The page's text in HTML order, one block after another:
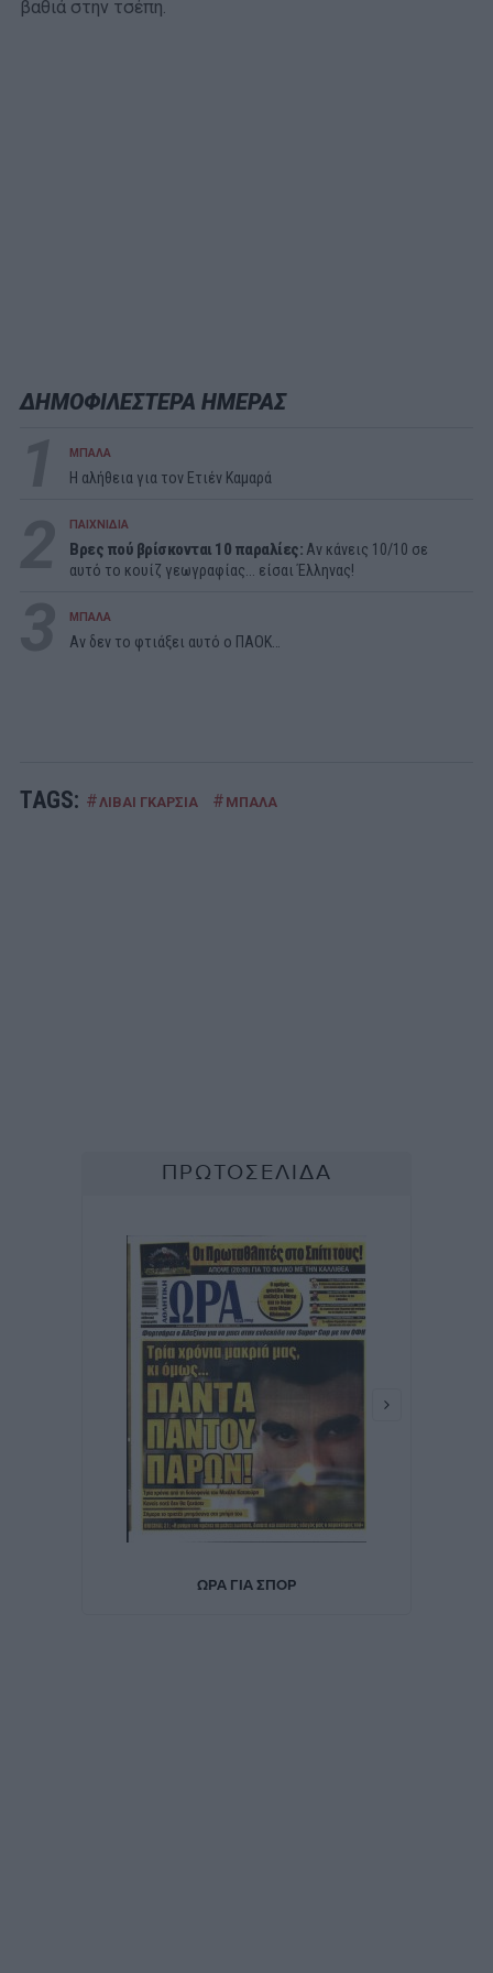
βαθιά στην τσέπη.
ΔΗΜΟΦΙΛΕΣΤΕΡΑ ΗΜΕΡΑΣ
ΜΠΑΛΑ
Η αλήθεια για τον Ετιέν Καμαρά
ΠΑΙΧΝΙΔΙΑ
Βρες πού βρίσκονται 10 παραλίες: Αν κάνεις 10/10 σε
αυτό το κουίζ γεωγραφίας... είσαι Έλληνας!
ΜΠΑΛΑ
Αν δεν το φτιάξει αυτό ο ΠΑΟΚ…
TAGS: #ΛΙΒΑΙ ΓΚΑΡΣΙΑ # ΜΠΑΛΑ